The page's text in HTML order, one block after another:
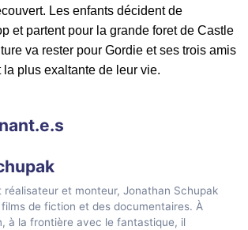
Les enfants décident de
et partent pour la grande foret de Castle
va rester pour Gordie et ses trois amis
la plus exaltante de leur vie.
réalisateur et monteur, Jonathan Schupak
de fiction et des documentaires. À
à la frontière avec le fantastique, il